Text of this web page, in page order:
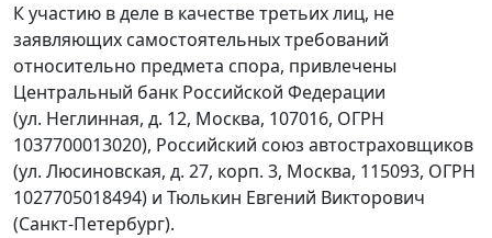
К участию в деле в качестве третьих лиц, не
заявляющих самостоятельных требований
относительно предмета спора, привлечены
Центральный банк Российской Федерации
(ул. Неглинная, д. 12, Москва, 107016, ОГРН
1037700013020), Российский союз автостраховщиков
(ул. Люсиновская, д. 27, корп. 3, Москва, 115093, ОГРН
1027705018494) и Тюлькин Евгений Викторович
(Санкт-Петербург).